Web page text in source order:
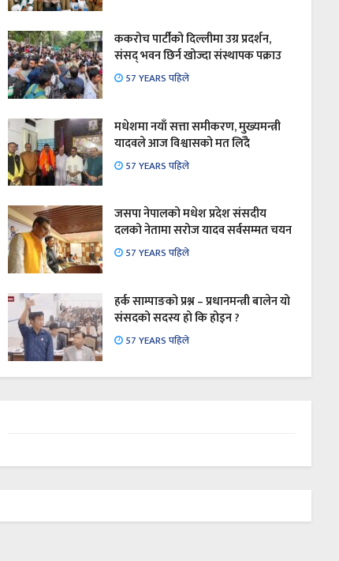
ककरोच पार्टीको दिल्लीमा उग्र प्रदर्शन,
संसद् भवन छिर्न खोज्दा संस्थापक पक्राउ
57 YEARS पहिले
मधेशमा नयाँ सत्ता समीकरण, मुख्यमन्त्री
यादवले आज विश्वासको मत लिँदै
57 YEARS पहिले
जसपा नेपालको मधेश प्रदेश संसदीय
दलको नेतामा सरोज यादव सर्वसम्मत चयन
57 YEARS पहिले
हर्क साम्पाङको प्रश्न – प्रधानमन्त्री बालेन यो
संसदको सदस्य हो कि होइन ?
57 YEARS पहिले